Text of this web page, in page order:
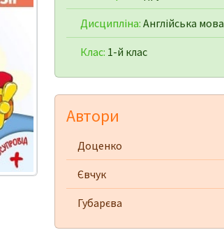
Дисципліна: Англійська мова
Клас: 1-й клас
Автори
Доценко
Євчук
Губарєва